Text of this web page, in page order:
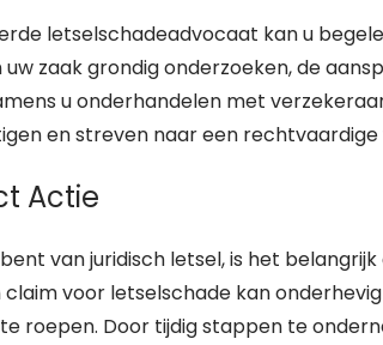
letselschadeadvocaat kan u
uw zaak grondig onderzoeken, de
u onderhandelen met
en streven naar een rechtvaardige
Actie
van juridisch letsel, is het
claim voor letselschade kan
roepen. Door tijdig stappen te